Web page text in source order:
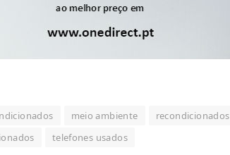
meio ambiente recondicionados
telefones usados